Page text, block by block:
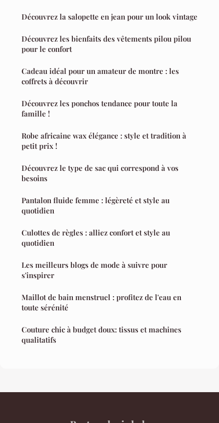
Découvrez la salopette en jean pour un look vintage
Découvrez les bienfaits des vêtements pilou pilou
pour le confort
Cadeau idéal pour un amateur de montre : les
coffrets à découvrir
Découvrez les ponchos tendance pour toute la
famille !
Robe africaine wax élégance : style et tradition à
petit prix !
Découvrez le type de sac qui correspond à vos
besoins
Pantalon fluide femme : légèreté et style au
quotidien
Culottes de règles : alliez confort et style au
quotidien
Les meilleurs blogs de mode à suivre pour
s'inspirer
Maillot de bain menstruel : profitez de l'eau en
toute sérénité
Couture chic à budget doux: tissus et machines
qualitatifs